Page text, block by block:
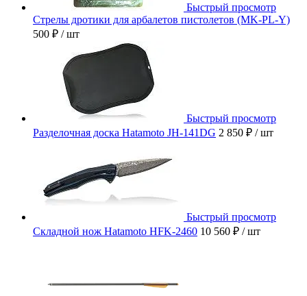
Быстрый просмотр
Стрелы дротики для арбалетов пистолетов (MK-PL-Y)
500 ₽ / шт
Быстрый просмотр
Разделочная доска Hatamoto JH-141DG 2 850 ₽ / шт
Быстрый просмотр
Складной нож Hatamoto HFK-2460 10 560 ₽ / шт